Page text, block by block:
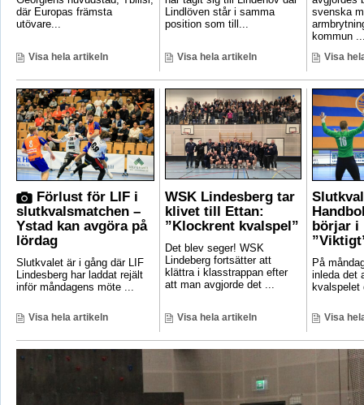
där Europas främsta
utövare...
Visa hela artikeln
Lindlöven står i samma
position som till...
Visa hela artikeln
svenska
kommun
Visa
Förlust för LIF i
slutkvalsmatchen –
Ystad kan avgöra på
lördag
Slutkvalet är i gång där LIF
Lindesberg har laddat rejält
inför måndagens möte ...
Visa hela artikeln
WSK Lindesberg tar
klivet till Ettan:
”Klockrent kvalspel”
Det blev seger! WSK
Lindeberg fortsätter att
klättra i klasstrappan efter
att man avgjorde det ...
Visa hela artikeln
börjar i
På
inleda det
kvalspelet
Visa